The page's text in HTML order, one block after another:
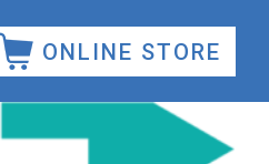
ONLINE STORE